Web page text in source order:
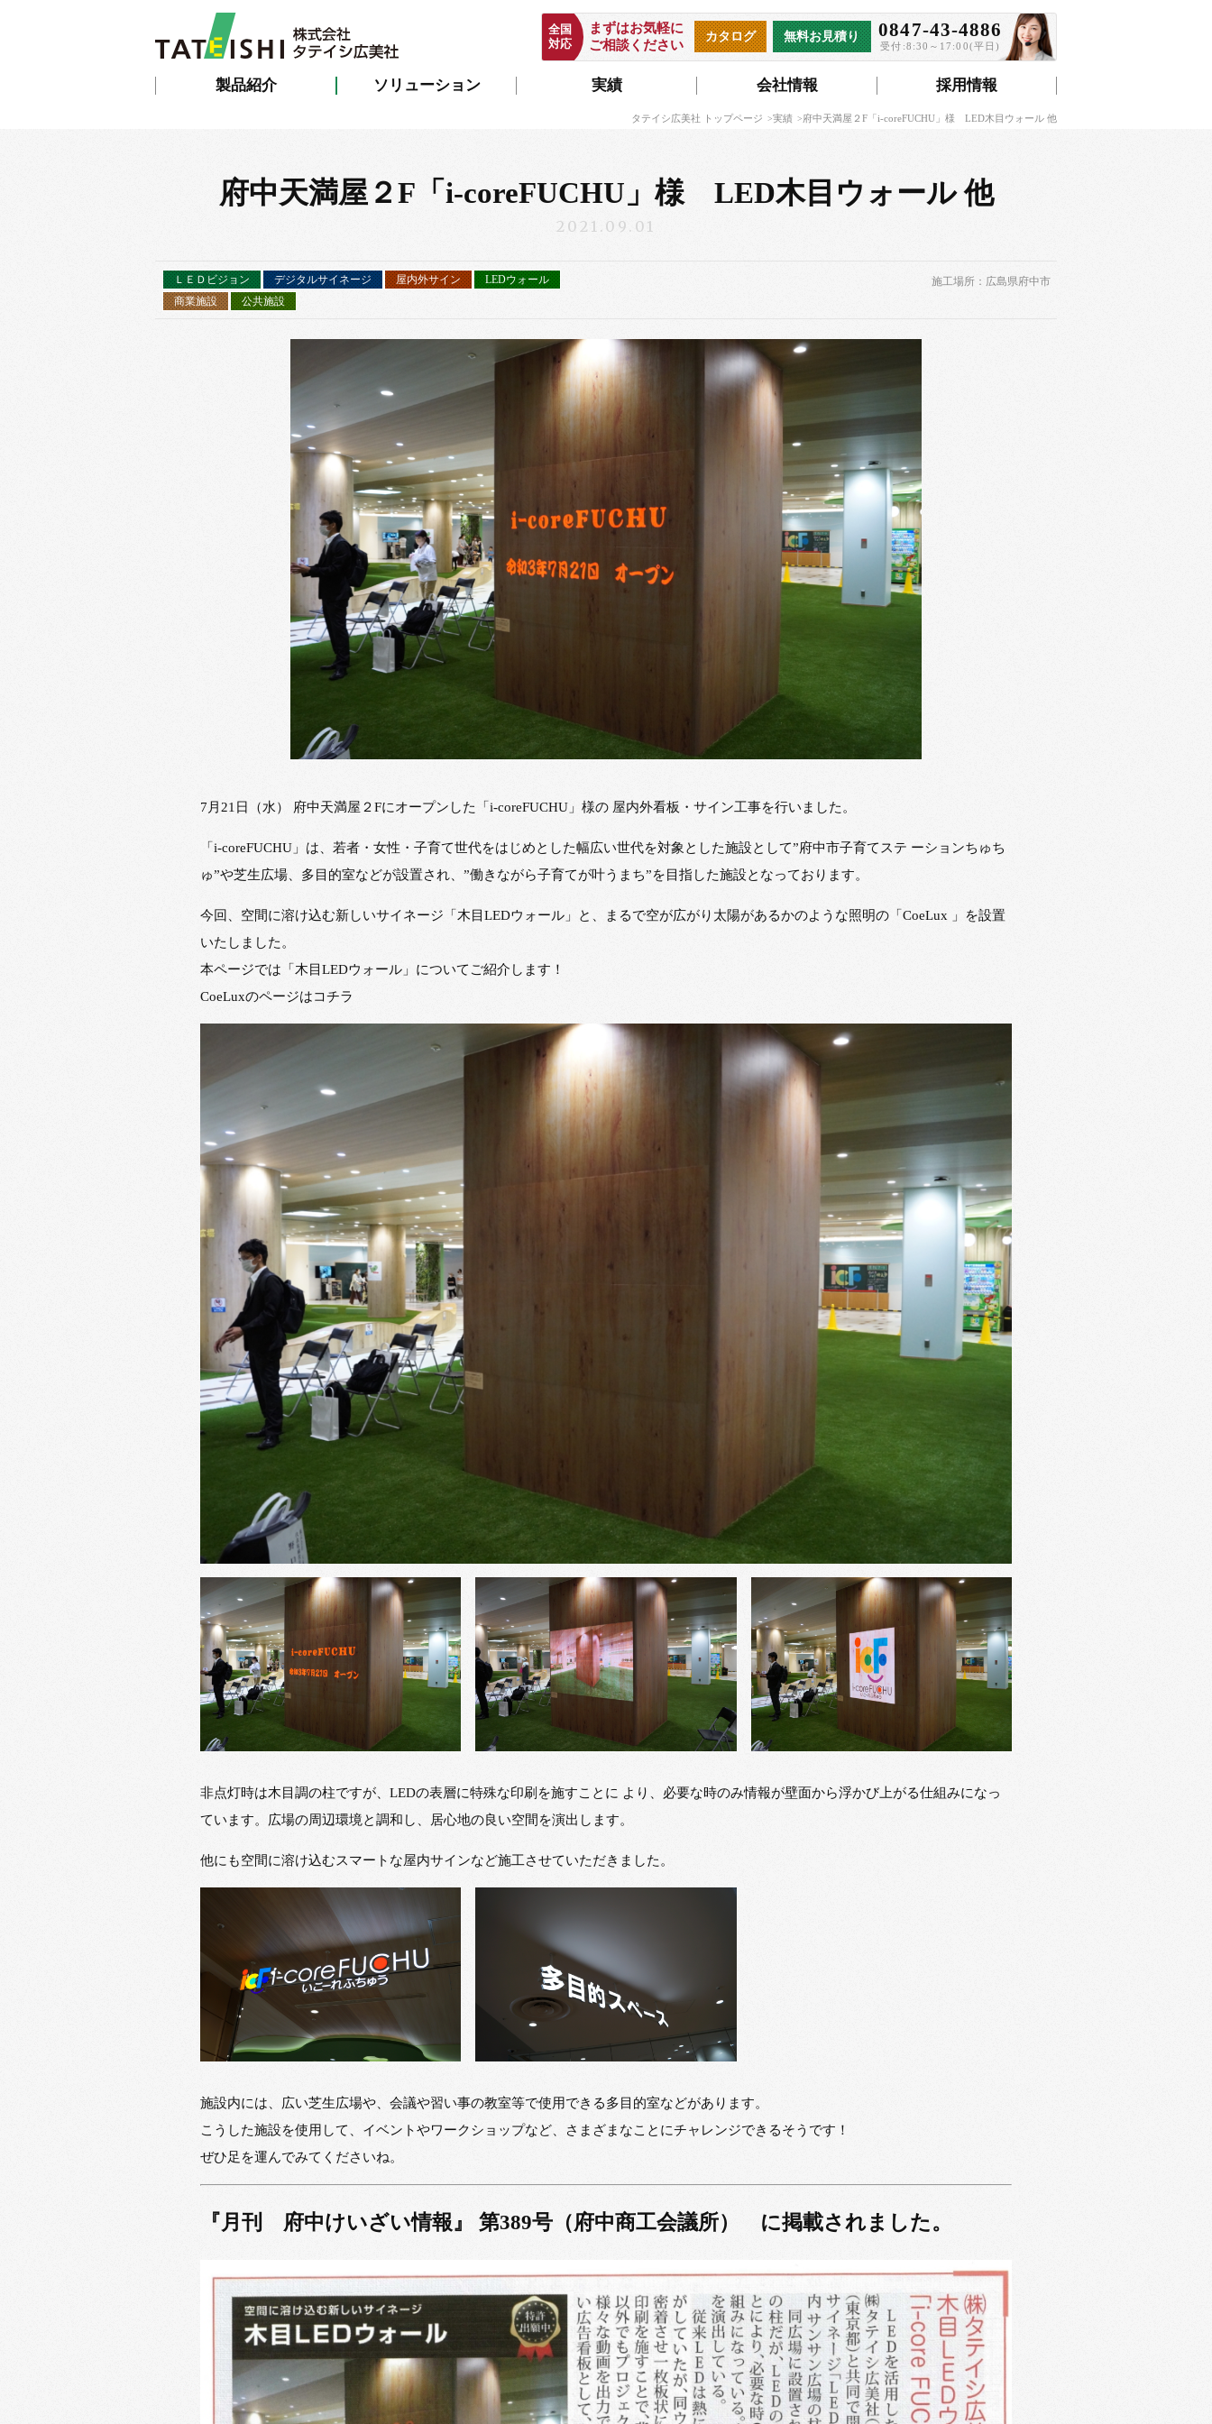
製品紹介 ソリューション 実績 会社情報 採用情報
0847-43-4886
受付:8:30～17:00(平日)
無料お見積り
カタログ
まずはお気軽に
ご相談ください
全国
対応
タテイシ広美社 トップページ 実績 府中天満屋２F「i-coreFUCHU」様 LED木目ウォール 他
府中天満屋２F「i-coreFUCHU」様 LED木目ウォール 他
2021.09.01
ＬＥＤビジョン デジタルサイネージ 屋内外サイン
LEDウォール
商業施設
公共施設
施工場所：広島県府中市
7月21日（水） 府中天満屋２Fにオープンした「i-coreFUCHU」様の 屋内外看板・サイン工事を行いました。
「i-coreFUCHU」は、若者・女性・子育て世代をはじめとした幅広い世代を対象とした施設として”府中市子育てステ ーションちゅち
ゅ”や芝生広場、多目的室などが設置され、”働きながら子育てが叶うまち”を目指した施設となっております。
今回、空間に溶け込む新しいサイネージ「木目LEDウォール」と、まるで空が広がり太陽があるかのような照明の「CoeLux 」を設置
いたしました。
本ページでは「木目LEDウォール」についてご紹介します！
CoeLuxのページはコチラ
非点灯時は木目調の柱ですが、LEDの表層に特殊な印刷を施すことに より、必要な時のみ情報が壁面から浮かび上がる仕組みになっ
ています。広場の周辺環境と調和し、居心地の良い空間を演出します。
他にも空間に溶け込むスマートな屋内サインなど施工させていただきました。
施設内には、広い芝生広場や、会議や習い事の教室等で使用できる多目的室などがあります。
こうした施設を使用して、イベントやワークショップなど、さまざまなことにチャレンジできるそうです！
ぜひ足を運んでみてくださいね。
『月刊 府中けいざい情報』 第389号（府中商工会議所） に掲載されました。